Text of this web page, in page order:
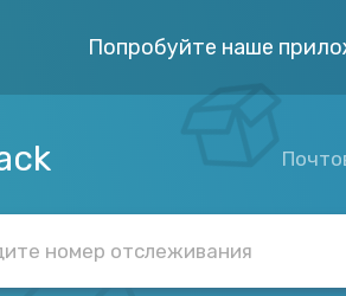
Попробуйте наше